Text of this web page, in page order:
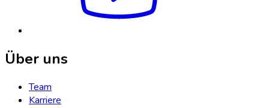
Über uns
Team
Karriere